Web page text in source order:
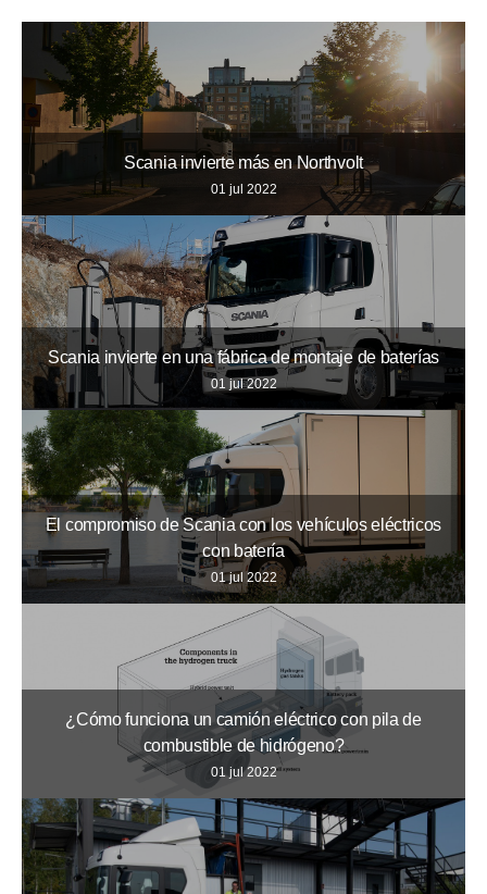
Scania invierte más en Northvolt
01 jul 2022
Scania invierte en una fábrica de montaje de baterías
01 jul 2022
El compromiso de Scania con los vehículos eléctricos
con batería
01 jul 2022
¿Cómo funciona un camión eléctrico con pila de
combustible de hidrógeno?
01 jul 2022